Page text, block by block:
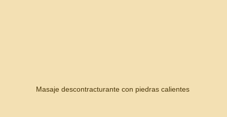
Masaje descontracturante con piedras calientes